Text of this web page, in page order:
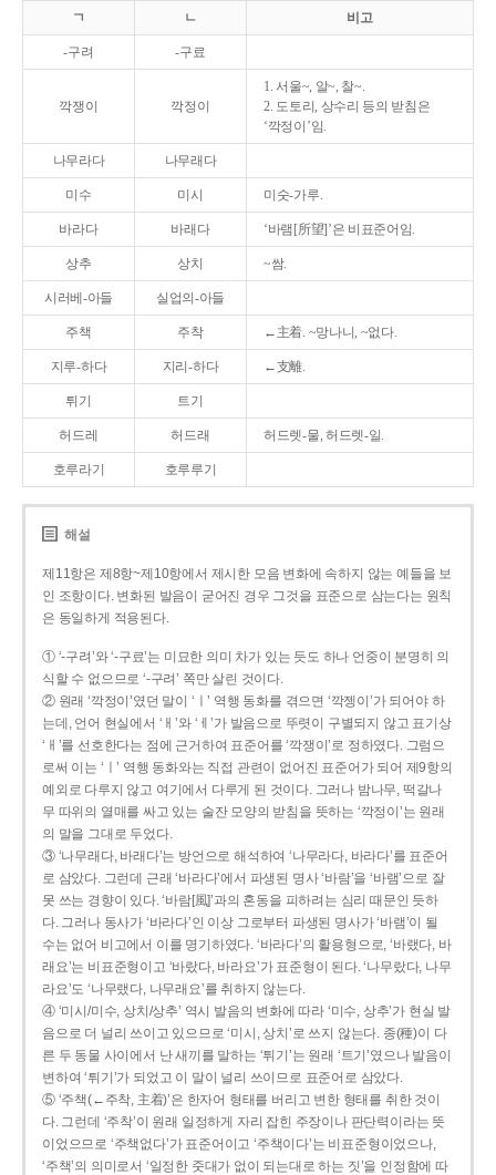
ㄱ ㄴ 비고
-구려 -구료
깍쟁이 깍정이
1. 서울~, 알~, 찰~.
2. 도토리, 상수리 등의 받침은
‘깍정이’임.
나무라다 나무래다
미수 미시 미숫-가루.
바라다 바래다 ‘바램[所望]’은 비표준어임.
상추 상치 ~쌈.
시러베-아들 실업의-아들
주책 주착 ←主着. ~망나니, ~없다.
지루-하다 지리-하다 ←支離.
튀기 트기
허드레 허드래 허드렛-물, 허드렛-일.
호루라기 호루루기
해설
제11항은 제8항~제10항에서 제시한 모음 변화에 속하지 않는 예들을 보
인 조항이다. 변화된 발음이 굳어진 경우 그것을 표준으로 삼는다는 원칙
은 동일하게 적용된다.
① ‘-구려’와 ‘-구료’는 미묘한 의미 차가 있는 듯도 하나 언중이 분명히 의
식할 수 없으므로 ‘-구려’ 쪽만 살린 것이다.
② 원래 ‘깍정이’였던 말이 ‘ㅣ’ 역행 동화를 겪으면 ‘깍젱이’가 되어야 하
는데, 언어 현실에서 ‘ㅐ’와 ‘ㅔ’가 발음으로 뚜렷이 구별되지 않고 표기상
‘ㅐ’를 선호한다는 점에 근거하여 표준어를 ‘깍쟁이’로 정하였다. 그럼으
로써 이는 ‘ㅣ’ 역행 동화와는 직접 관련이 없어진 표준어가 되어 제9항의
예외로 다루지 않고 여기에서 다루게 된 것이다. 그러나 밤나무, 떡갈나
무 따위의 열매를 싸고 있는 술잔 모양의 받침을 뜻하는 ‘깍정이’는 원래
의 말을 그대로 두었다.
③ ‘나무래다, 바래다’는 방언으로 해석하여 ‘나무라다, 바라다’를 표준어
로 삼았다. 그런데 근래 ‘바라다’에서 파생된 명사 ‘바람’을 ‘바램’으로 잘
못 쓰는 경향이 있다. ‘바람[風]’과의 혼동을 피하려는 심리 때문인 듯하
다. 그러나 동사가 ‘바라다’인 이상 그로부터 파생된 명사가 ‘바램’이 될
수는 없어 비고에서 이를 명기하였다. ‘바라다’의 활용형으로, ‘바랬다, 바
래요’는 비표준형이고 ‘바랐다, 바라요’가 표준형이 된다. ‘나무랐다, 나무
라요’도 ‘나무랬다, 나무래요’를 취하지 않는다.
④ ‘미시/미수, 상치/상추’ 역시 발음의 변화에 따라 ‘미수, 상추’가 현실 발
음으로 더 널리 쓰이고 있으므로 ‘미시, 상치’로 쓰지 않는다. 종(種)이 다
른 두 동물 사이에서 난 새끼를 말하는 ‘튀기’는 원래 ‘트기’였으나 발음이
변하여 ‘튀기’가 되었고 이 말이 널리 쓰이므로 표준어로 삼았다.
⑤ ‘주책(←주착, 主着)’은 한자어 형태를 버리고 변한 형태를 취한 것이
다. 그런데 ‘주착’이 원래 일정하게 자리 잡힌 주장이나 판단력이라는 뜻
이었으므로 ‘주책없다’가 표준어이고 ‘주책이다’는 비표준형이었으나,
‘주책’의 의미로서 ‘일정한 줏대가 없이 되는대로 하는 짓’을 인정함에 따